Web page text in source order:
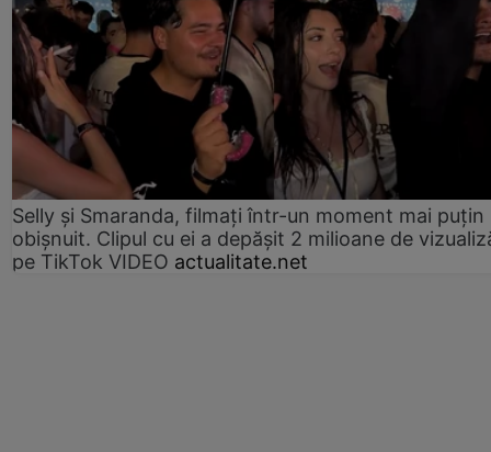
Selly și Smaranda, filmați într-un moment mai puțin
obișnuit. Clipul cu ei a depășit 2 milioane de
pe TikTok VIDEO actualitate.net